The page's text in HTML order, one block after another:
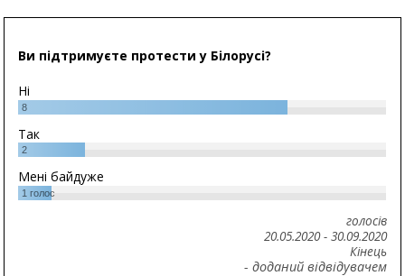
Ви підтримуєте протести у Білорусі?
Ні
8
Так
2
Мені байдуже
1 голос
голосів
20.05.2020- 30.09.2020
Кінець
- доданий відвідувачем